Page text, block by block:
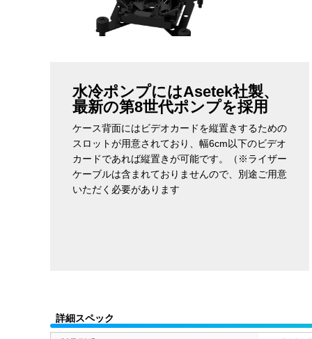
水冷ポンプにはAsetek社製、
最新の第8世代ポンプを採用
ケース背面にはビデオカードを縦置きするための
スロットが用意されており、幅6cm以下のビデオ
カードであれば縦置きが可能です。（※ライザー
ケーブルは含まれておりませんので、別途ご用意
いただく必要があります
詳細スペック